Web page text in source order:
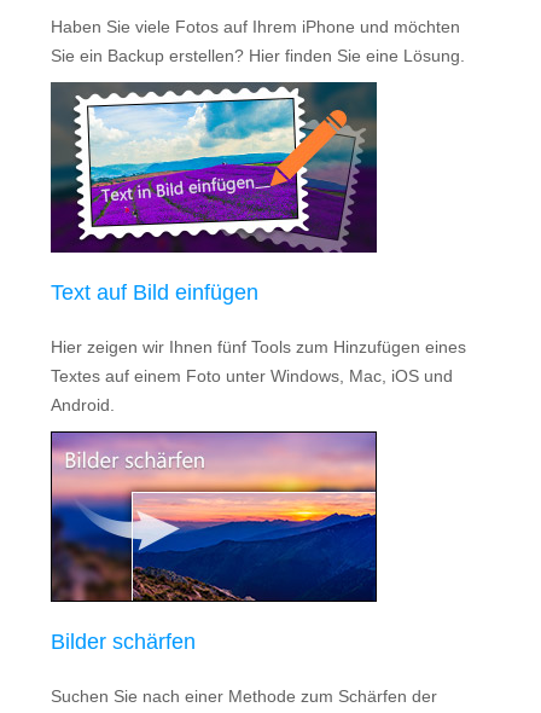
Haben Sie viele Fotos auf Ihrem iPhone und möchten
Sie ein Backup erstellen? Hier finden Sie eine Lösung.
Text auf Bild einfügen
Hier zeigen wir Ihnen fünf Tools zum Hinzufügen eines
Textes auf einem Foto unter Windows, Mac, iOS und
Android.
Bilder schärfen
Suchen Sie nach einer Methode zum Schärfen der